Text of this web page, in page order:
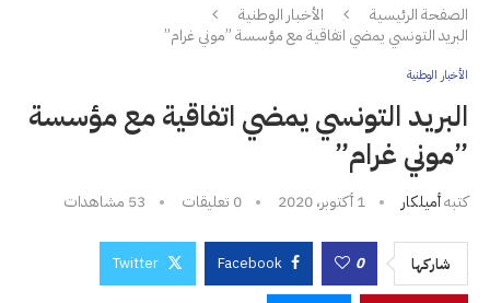
الصفحة الرئيسية
الأخبار الوطنية
البريد التونسي يمضي اتفاقية مع مؤسسة ”موني غرام”
الأخبار الوطنية
البريد التونسي يمضي اتفاقية مع مؤسسة
”موني غرام”
كتبهأميلكار 1 أكتوبر، 2020 0 تعليقات 53 مشاهدات
شاركها 0
Facebook
Twitter